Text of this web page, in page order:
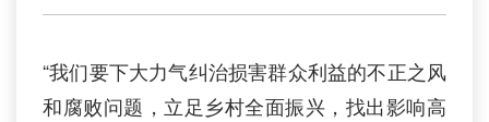
“我们要下大力气纠治损害群众利益的不正之风
和腐败问题，立足乡村全面振兴，找出影响高